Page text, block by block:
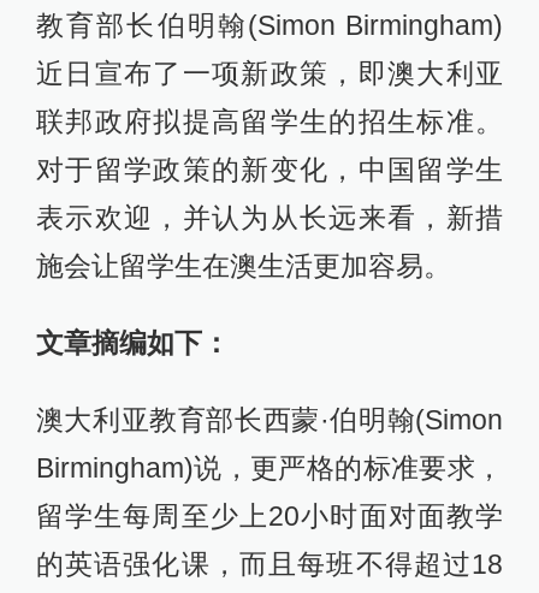
教育部长伯明翰(Simon Birmingham)
近日宣布了一项新政策，即澳大利亚
联邦政府拟提高留学生的招生标准。
对于留学政策的新变化，中国留学生
表示欢迎，并认为从长远来看，新措
施会让留学生在澳生活更加容易。
文章摘编如下：
澳大利亚教育部长西蒙·伯明翰(Simon
Birmingham)说，更严格的标准要求，
留学生每周至少上20小时面对面教学
的英语强化课，而且每班不得超过18